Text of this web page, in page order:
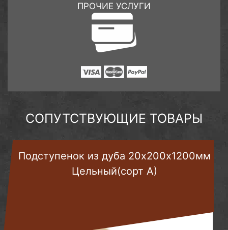
ПРОЧИЕ УСЛУГИ
СОПУТСТВУЮЩИЕ ТОВАРЫ
Подступенок из дуба 20х200х1200мм
Цельный(сорт А)